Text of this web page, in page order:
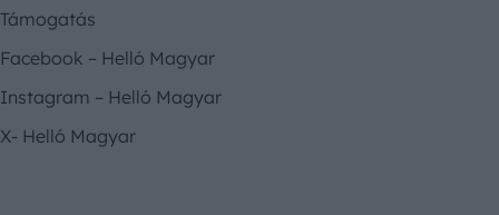
Támogatás
Facebook – Helló Magyar
Instagram – Helló Magyar
X- Helló Magyar